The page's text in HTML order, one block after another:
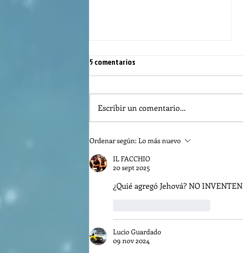
REFLECTION OF THE WORD OF GOD,
5 comentarios
Escribir un comentario...
Ordenar según: Lo más nuevo
IL FACCHIO
20 sept 2025
¿Quié agregó Jehová? NO INVENTEN
Lucio Guardado
09 nov 2024